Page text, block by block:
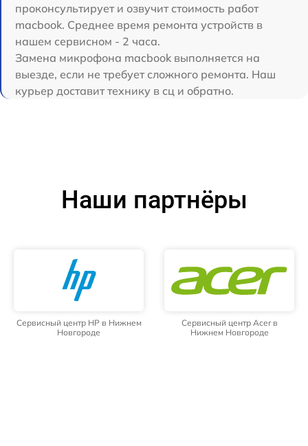
проконсультирует и озвучит стоимость работ
macbook. Среднее время ремонта устройств в
нашем сервисном - 2 часа.
Замена микрофона macbook выполняется на
выезде, если не требует сложного ремонта. Наш
курьер доставит технику в сц и обратно.
Наши партнёры
Сервисный центр HP в Нижнем
Новгороде
Сервисный центр Acer в
Нижнем Новгороде